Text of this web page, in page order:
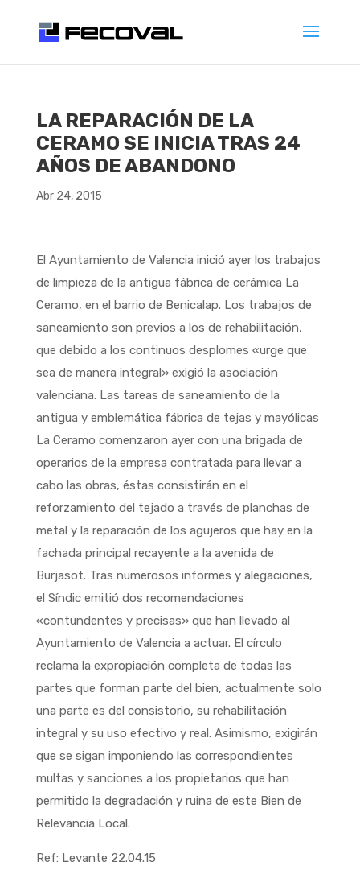
LA REPARACIÓN DE LA
CERAMO SE INICIA TRAS 24
AÑOS DE ABANDONO
Abr 24, 2015
El Ayuntamiento de Valencia inició ayer los trabajos
de limpieza de la antigua fábrica de cerámica La
Ceramo, en el barrio de Benicalap. Los trabajos de
saneamiento son previos a los de rehabilitación,
que debido a los continuos desplomes «urge que
sea de manera integral» exigió la asociación
valenciana. Las tareas de saneamiento de la
antigua y emblemática fábrica de tejas y mayólicas
La Ceramo comenzaron ayer con una brigada de
operarios de la empresa contratada para llevar a
cabo las obras, éstas consistirán en el
reforzamiento del tejado a través de planchas de
metal y la reparación de los agujeros que hay en la
fachada principal recayente a la avenida de
Burjasot. Tras numerosos informes y alegaciones,
el Síndic emitió dos recomendaciones
«contundentes y precisas» que han llevado al
Ayuntamiento de Valencia a actuar. El círculo
reclama la expropiación completa de todas las
partes que forman parte del bien, actualmente solo
una parte es del consistorio, su rehabilitación
integral y su uso efectivo y real. Asimismo, exigirán
que se sigan imponiendo las correspondientes
multas y sanciones a los propietarios que han
permitido la degradación y ruina de este Bien de
Relevancia Local.
Ref: Levante 22.04.15